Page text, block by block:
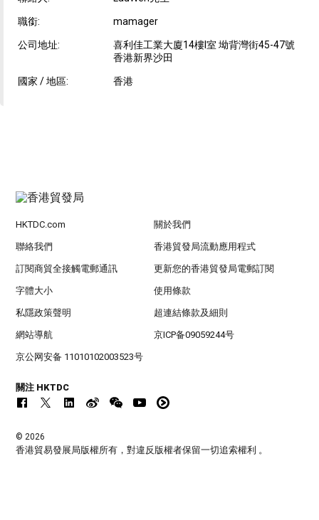
職銜: mamager
公司地址:
喜利佳工業大廈14樓I室 坳背灣街45-47號
香港新界沙田
國家 / 地區: 香港
HKTDC.com 關於我們
聯絡我們 香港貿發局流動應用程式
訂閱商貿全接觸電郵通訊 更新您的香港貿發局電郵訂閱
字體大小 使用條款
私隱政策聲明 超連結條款及細則
網站導航 京ICP备09059244号
京公网安备 11010102003523号
關注 HKTDC
© 2026
香港貿易發展局版權所有，對違反版權者保留一切追索權利 。